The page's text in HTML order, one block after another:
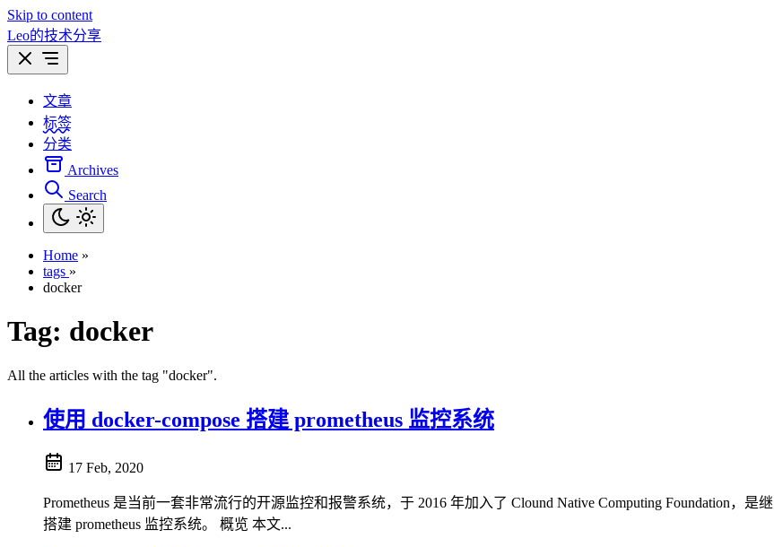
Skip to content
Leo的技术分享
文章
标签
分类
Archives
Search
Home »
tags »
docker
Tag: docker
All the articles with the tag "docker".
使用 docker-compose 搭建 prometheus 监控系统
17 Feb, 2020
Prometheus 是当前一套非常流行的开源监控和报警系统，于 2016 年加入了 Clound Native Computing Foundation，
搭建 prometheus 监控系统。 概览 本文...